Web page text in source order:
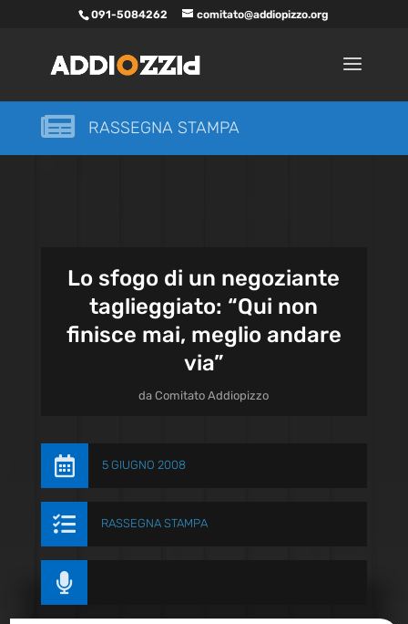
091-5084262 comitato@addiopizzo.org
 RASSEGNA STAMPA
Lo sfogo di un negoziante
taglieggiato: “Qui non
finisce mai, meglio andare
via”
daComitato Addiopizzo
 5 GIUGNO 2008
 RASSEGNA STAMPA
